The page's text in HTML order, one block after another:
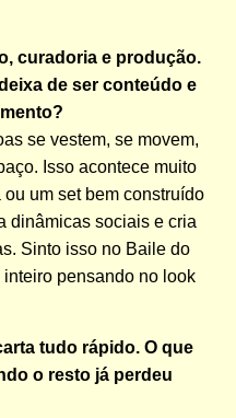
curadoria e produção.
de ser conteúdo e
se vestem, se movem,
Isso acontece muito
um set bem construído
dinâmicas sociais e cria
Sinto isso no Baile do
pensando no look
tudo rápido. O que
o resto já perdeu